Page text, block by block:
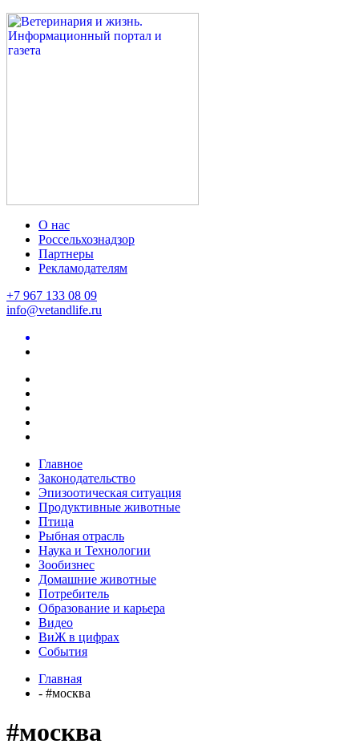
О нас
Россельхознадзор
Партнеры
Рекламодателям
+7 967 133 08 09
info@vetandlife.ru
Главное
Законодательство
Эпизоотическая ситуация
Продуктивные животные
Птица
Рыбная отрасль
Наука и Технологии
Зообизнес
Домашние животные
Потребитель
Образование и карьера
Видео
ВиЖ в цифрах
События
Главная
- #москва
#москва